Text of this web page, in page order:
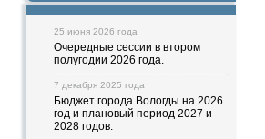
25 июня 2026 года
Очередные сессии в втором
полугодии 2026 года.
7 декабря 2025 года
Бюджет города Вологды на 2026
год и плановый период 2027 и
2028 годов.